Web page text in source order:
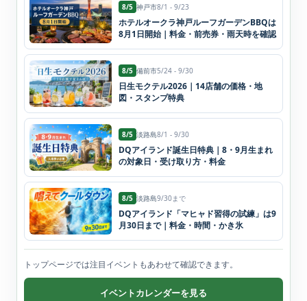
8/5 神戸市8/1 - 9/23
ホテルオークラ神戸ルーフガーデンBBQは
8月1日開始｜料金・前売券・雨天時を確認
8/5 備前市5/24 - 9/30
日生モクテル2026｜14店舗の価格・地
図・スタンプ特典
8/5 淡路島8/1 - 9/30
DQアイランド誕生日特典｜8・9月生まれ
の対象日・受け取り方・料金
8/5 淡路島9/30まで
DQアイランド「マヒャド習得の試練」は9
月30日まで｜料金・時間・かき氷
トップページでは注目イベントもあわせて確認できます。
イベントカレンダーを見る